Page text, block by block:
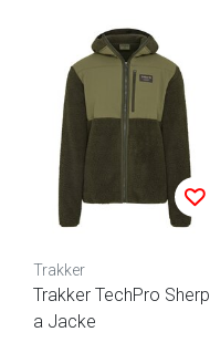
Trakker
Trakker TechPro Sherp
a Jacke